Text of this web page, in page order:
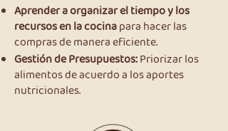
Aprender a organizar el tiempo y los
recursos en la cocinapara hacer las
compras de manera eficiente.
Gestión de Presupuestos:Priorizar los
alimentos de acuerdo a los aportes
nutricionales.